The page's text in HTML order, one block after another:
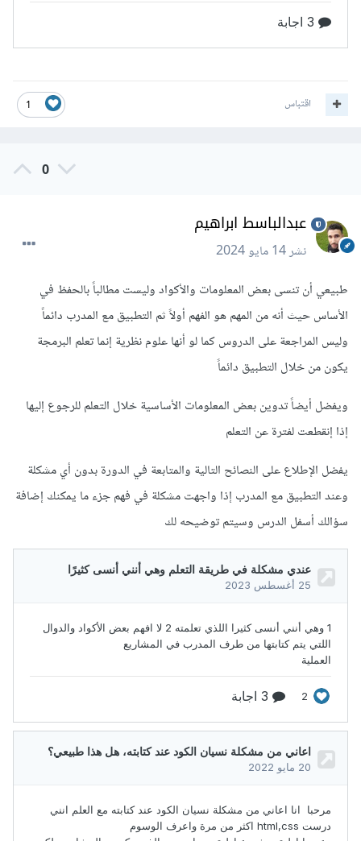
1 اقتباس
0
عبدالباسط ابراهيم
نشر14 مايو 2024
طبيعي أن تنسى بعض المعلومات والأكواد وليست مطالباً بالحفظ في
الأساس حيث أنه من المهم هو الفهم أولاً ثم التطبيق مع المدرب دائماً
وليس المراجعة على الدروس كما لو أنها علوم نظرية إنما تعلم البرمجة
يكون من خلال التطبيق دائماً
ويفضل أيضاً تدوين بعض المعلومات الأساسية خلال التعلم للرجوع إليها
إذا إنقطعت لفترة عن التعلم
يفضل الإطلاع على النصائح التالية والمتابعة في الدورة بدون أي مشكلة
وعند التطبيق مع المدرب إذا واجهت مشكلة في فهم جزء ما يمكنك إضافة
سؤالك أسفل الدرس وسيتم توضيحه لك